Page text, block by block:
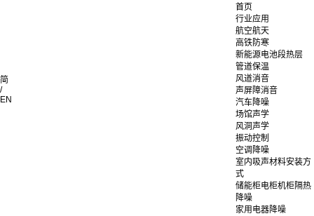
简
/
EN
首页
行业应用
航空航天
高铁防寒
新能源电池段热层
管道保温
风道消音
声屏障消音
汽车降噪
场馆声学
风洞声学
振动控制
空调降噪
室内吸声材料安装方
式
储能柜电柜机柜隔热
降噪
家用电器降噪